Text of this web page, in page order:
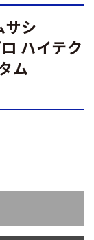
サシ
ハイテク
ム